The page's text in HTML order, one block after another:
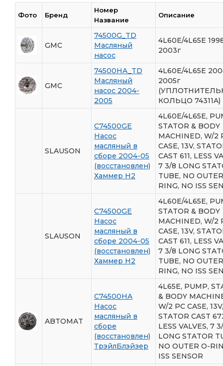
Фото Бренд
Номер
Название
Описание
GMC
74500G_TD
Масляный
насос
4L60E/4L65E
2003г
GMC
74500HA_TD
Масляный
насос 2004-
2005
4L60E/4L65E
2005г
КОЛЬЦО 74311A)
SLAUSON
C74500GE
Насос
масляный в
сборе 2004-05
(восстановлен)
Хаммер Н2
4L60E/4L65E,
STATOR & BODY
MACHINED, W/2
CASE, 13V,
CAST 611, LESS
7 3/8 LONG
TUBE, NO
RING, NO ISS
SLAUSON
C74500GE
Насос
масляный в
сборе 2004-05
(восстановлен)
Хаммер Н2
4L60E/4L65E,
STATOR & BODY
MACHINED, W/2
CASE, 13V,
CAST 611, LESS
7 3/8 LONG
TUBE, NO
RING, NO ISS
ABTOMAT
C74500HA
Насос
масляный в
сборе
(восстановлен)
ТрэйлБлэйзер
4L65E, PUMP,
& BODY
W/2 PC CASE, 13V,
STATOR CAST
LESS VALVES, 7
LONG STATOR
NO OUTER O-
ISS SENSOR